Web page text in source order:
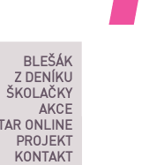
mládež
BLEŠÁK
Z DENÍKU
ŠKOLAČKY
AKCE
ONLINE
PROJEKT
KONTAKT